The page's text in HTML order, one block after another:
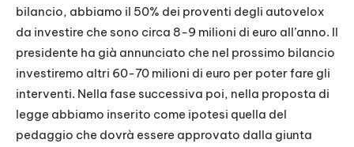
bilancio, abbiamo il 50% dei proventi degli autovelox
da investire che sono circa 8-9 milioni di euro all’anno. Il
presidente ha già annunciato che nel prossimo bilancio
investiremo altri 60-70 milioni di euro per poter fare gli
interventi. Nella fase successiva poi, nella proposta di
legge abbiamo inserito come ipotesi quella del
pedaggio che dovrà essere approvato dalla giunta